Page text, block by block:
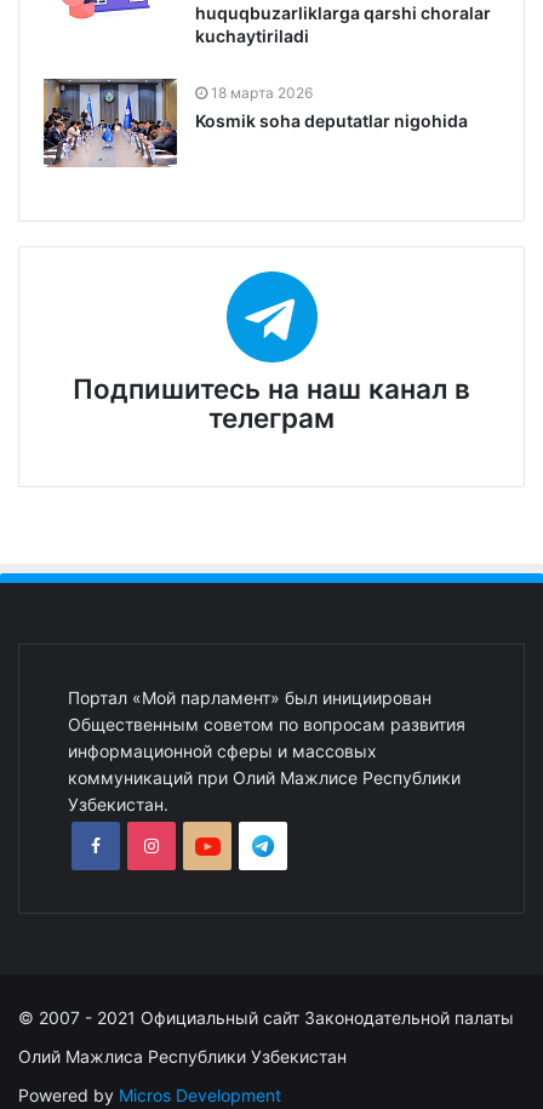
huquqbuzarliklarga qarshi choralar
kuchaytiriladi
18 марта 2026
Kosmik soha deputatlar nigohida
Подпишитесь на наш канал в
телеграм
Портал «Мой парламент» был инициирован
Общественным советом по вопросам развития
информационной сферы и массовых
коммуникаций при Олий Мажлисе Республики
Узбекистан.
© 2007 - 2021 Официальный сайт Законодательной палаты
Олий Мажлиса Республики Узбекистан
Powered by Micros Development